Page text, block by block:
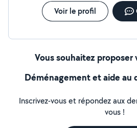
Voir le profil
Vous souhaitez proposer
Déménagement et aide au
Inscrivez-vous et répondez aux
vous !